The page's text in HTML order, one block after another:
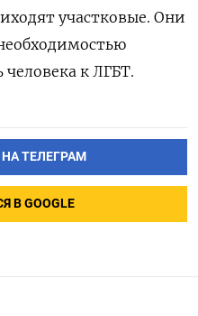
участковые. Они
человека к ЛГБТ.
ТЕЛЕГРАМ
В GOOGLE